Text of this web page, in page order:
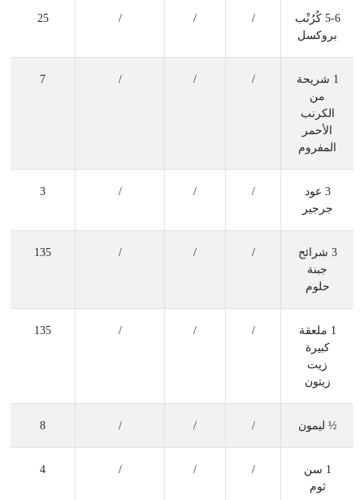
5-6 كُرُنْب
بروكسل
/
/
/
25
1 شريحة
من
الكرنب
الأحمر
المفروم
/
/
/
7
3 عود
جرجير
/
/
/
3
3 شرائح
جبنة
حلوم
/
/
/
135
1 ملعقة
كبيرة
زيت
زيتون
/
/
/
135
½ ليمون /
/
/
8
1 سن
ثوم
/
/
/
4